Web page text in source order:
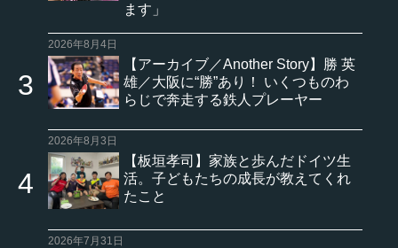
ます」
2026年8月4日
【アーカイブ／Another Story】勝 英
雄／大阪に“勝”あり！ いくつものわ
らじで奔走する鉄人プレーヤー
2026年8月3日
【板垣孝司】家族と歩んだドイツ生
活。子どもたちの成長が教えてくれ
たこと
2026年7月31日